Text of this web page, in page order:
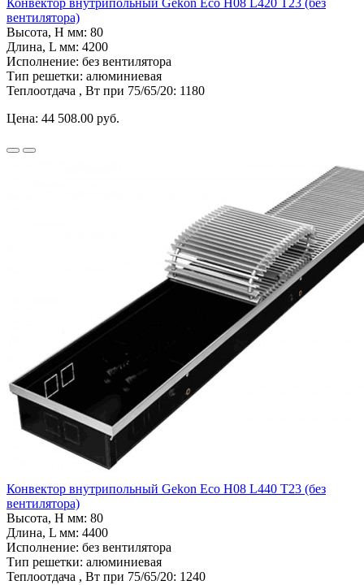
Конвектор внутрипольный Gekon Eco H08 L420 T23 (без
вентилятора)
Высота, H мм: 80
Длина, L мм: 4200
Исполнение: без вентилятора
Тип решетки: алюминиевая
Теплоотдача , Вт при 75/65/20: 1180
Цена: 44 508.00 руб.
Конвектор внутрипольный Gekon Eco H08 L440 T23 (без
вентилятора)
Высота, H мм: 80
Длина, L мм: 4400
Исполнение: без вентилятора
Тип решетки: алюминиевая
Теплоотдача , Вт при 75/65/20: 1240